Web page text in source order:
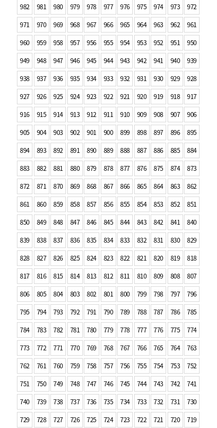
982
981 980 979 978 977 976 975 974 973
972
971
970 969 968 967 966 965 964 963 962
961
960
959 958 957 956 955 954 953 952 951
950
949
948 947 946 945 944 943 942 941 940
939
938
937 936 935 934 933 932 931 930 929
928
927
926 925 924 923 922 921 920 919 918
917
916
915 914 913 912 911 910 909 908 907
906
905
904 903 902 901 900 899 898 897 896
895
894
893 892 891 890 889 888 887 886 885
884
883
882 881 880 879 878 877 876 875 874
873
872
871 870 869 868 867 866 865 864 863
862
861
860 859 858 857 856 855 854 853 852
851
850
849 848 847 846 845 844 843 842 841
840
839
838 837 836 835 834 833 832 831 830
829
828
827 826 825 824 823 822 821 820 819
818
817
816 815 814 813 812 811 810 809 808
807
806
805 804 803 802 801 800 799 798 797
796
795
794 793 792 791 790 789 788 787 786
785
784
783 782 781 780 779 778 777 776 775
774
773
772 771 770 769 768 767 766 765 764
763
762
761 760 759 758 757 756 755 754 753
752
751
750 749 748 747 746 745 744 743 742
741
740
739 738 737 736 735 734 733 732 731
730
729
728 727 726 725 724 723 722 721 720 719